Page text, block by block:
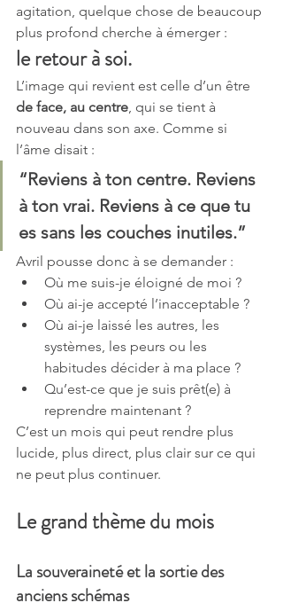
agitation, quelque chose de beaucoup
plus profond cherche à émerger :
le retour à soi.
L’image qui revient est celle d’un être
de face, au centre, qui se tient à
nouveau dans son axe. Comme si
l’âme disait :
“Reviens à ton centre. Reviens
à ton vrai. Reviens à ce que tu
es sans les couches inutiles.”
Avril pousse donc à se demander :
Où me suis-je éloigné de moi ?
Où ai-je accepté l’inacceptable ?
Où ai-je laissé les autres, les
systèmes, les peurs ou les
habitudes décider à ma place ?
Qu’est-ce que je suis prêt(e) à
reprendre maintenant ?
C’est un mois qui peut rendre plus
lucide, plus direct, plus clair sur ce qui
ne peut plus continuer.
Le grand thème du mois
La souveraineté et la sortie des
anciens schémas